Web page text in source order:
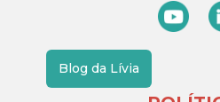
Blog da Lívia